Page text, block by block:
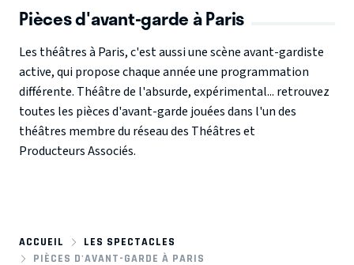
Pièces d'avant-garde à Paris
Les théâtres à Paris, c'est aussi une scène avant-gardiste
active, qui propose chaque année une programmation
différente. Théâtre de l'absurde, expérimental... retrouvez
toutes les pièces d'avant-garde jouées dans l'un des
théâtres membre du réseau des Théâtres et
Producteurs Associés.
ACCUEIL
LES SPECTACLES
PIÈCES D'AVANT-GARDE À PARIS